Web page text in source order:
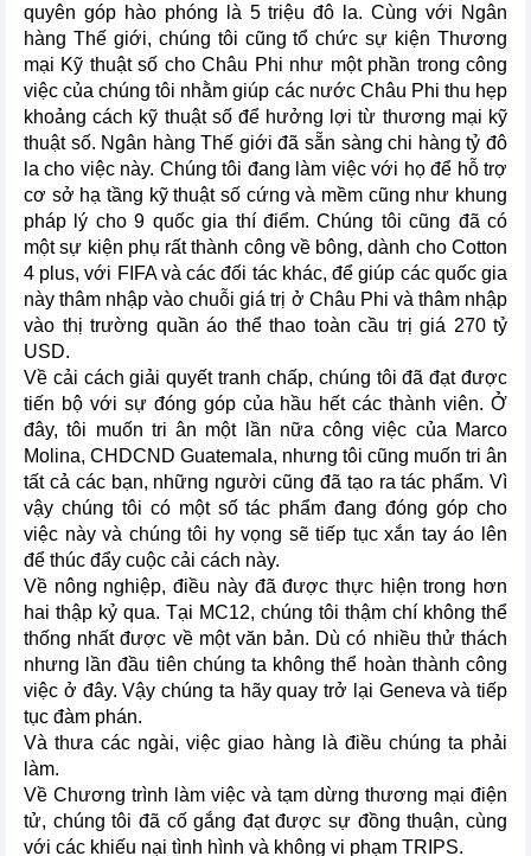
quyên góp hào phóng là 5 triệu đô la. Cùng với Ngân
hàng Thế giới, chúng tôi cũng tổ chức sự kiện Thương
mại Kỹ thuật số cho Châu Phi như một phần trong công
việc của chúng tôi nhằm giúp các nước Châu Phi thu hẹp
khoảng cách kỹ thuật số để hưởng lợi từ thương mại kỹ
thuật số. Ngân hàng Thế giới đã sẵn sàng chi hàng tỷ đô
la cho việc này. Chúng tôi đang làm việc với họ để hỗ trợ
cơ sở hạ tầng kỹ thuật số cứng và mềm cũng như khung
pháp lý cho 9 quốc gia thí điểm. Chúng tôi cũng đã có
một sự kiện phụ rất thành công về bông, dành cho Cotton
4 plus, với FIFA và các đối tác khác, để giúp các quốc gia
này thâm nhập vào chuỗi giá trị ở Châu Phi và thâm nhập
vào thị trường quần áo thể thao toàn cầu trị giá 270 tỷ
USD.
Về cải cách giải quyết tranh chấp, chúng tôi đã đạt được
tiến bộ với sự đóng góp của hầu hết các thành viên. Ở
đây, tôi muốn tri ân một lần nữa công việc của Marco
Molina, CHDCND Guatemala, nhưng tôi cũng muốn tri ân
tất cả các bạn, những người cũng đã tạo ra tác phẩm. Vì
vậy chúng tôi có một số tác phẩm đang đóng góp cho
việc này và chúng tôi hy vọng sẽ tiếp tục xắn tay áo lên
để thúc đẩy cuộc cải cách này.
Về nông nghiệp, điều này đã được thực hiện trong hơn
hai thập kỷ qua. Tại MC12, chúng tôi thậm chí không thể
thống nhất được về một văn bản. Dù có nhiều thử thách
nhưng lần đầu tiên chúng ta không thể hoàn thành công
việc ở đây. Vậy chúng ta hãy quay trở lại Geneva và tiếp
tục đàm phán.
Và thưa các ngài, việc giao hàng là điều chúng ta phải
làm.
Về Chương trình làm việc và tạm dừng thương mại điện
tử, chúng tôi đã cố gắng đạt được sự đồng thuận, cùng
với các khiếu nại tình hình và không vi phạm TRIPS.